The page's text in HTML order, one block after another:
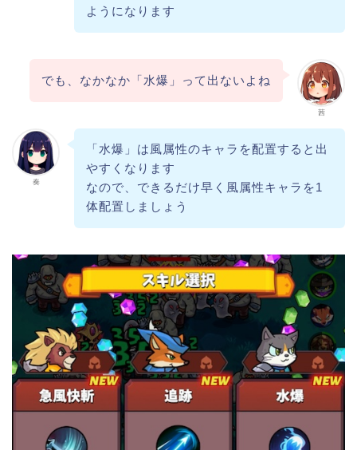
ようになります
茜
でも、なかなか「水爆」って出ないよね
奏
「水爆」は風属性のキャラを配置すると出
やすくなります
なので、できるだけ早く風属性キャラを1
体配置しましょう